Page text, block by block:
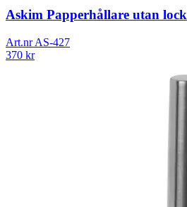
Askim Papperhållare utan lock
Art.nrAS-427
370 kr